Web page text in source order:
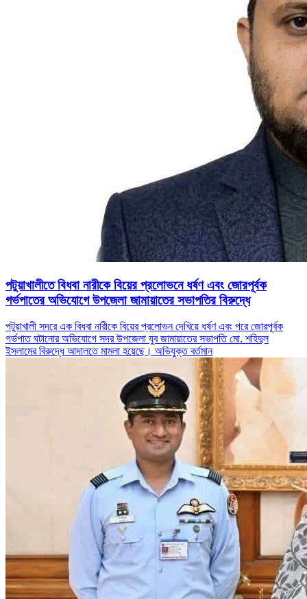
পটুয়াখালীতে বিধবা নারীকে বিয়ের প্রলোভনে ধর্ষণ এবং জোরপূর্বক
গর্ভপাতের অভিযোগে উপজেলা জামায়াতের সভাপতির বিরুদ্ধে
পটুয়াখালী সদরে এক বিধবা নারীকে বিয়ের প্রলোভন দেখিয়ে ধর্ষণ এবং পরে জোরপূর্বক
গর্ভপাত ঘটানোর অভিযোগে সদর উপজেলা যুব জামায়াতের সভাপতি মো. শহিদুল
ইসলামের বিরুদ্ধে আদালতে মামলা হয়েছে। অভিযুক্ত বর্তমান